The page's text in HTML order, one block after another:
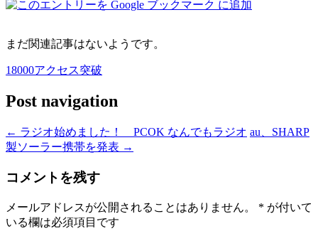
まだ関連記事はないようです。
18000アクセス突破
Post navigation
← ラジオ始めました！ PCOK なんでもラジオ au、SHARP
製ソーラー携帯を発表 →
コメントを残す
メールアドレスが公開されることはありません。 * が付いて
いる欄は必須項目です